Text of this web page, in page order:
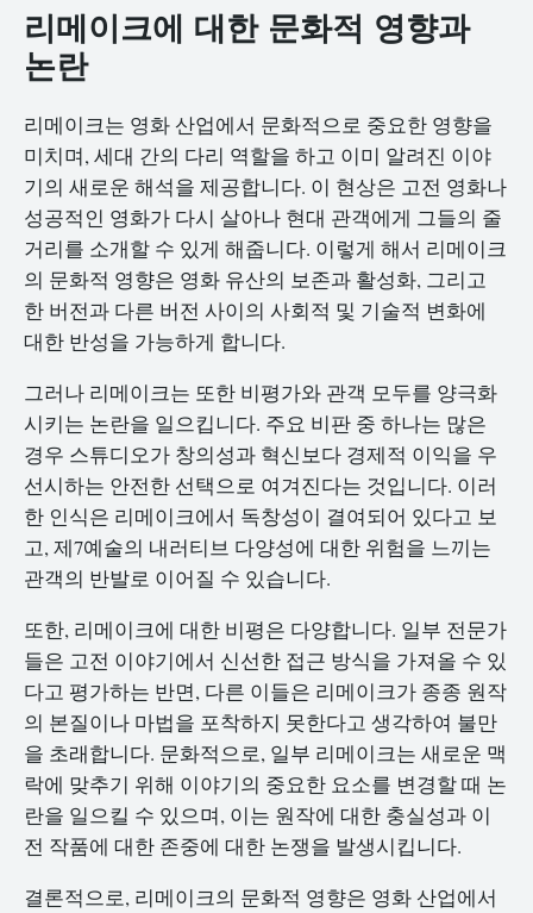
리메이크에 대한 문화적 영향과
논란
리메이크는 영화 산업에서 문화적으로 중요한 영향을
미치며, 세대 간의 다리 역할을 하고 이미 알려진 이야
기의 새로운 해석을 제공합니다. 이 현상은 고전 영화나
성공적인 영화가 다시 살아나 현대 관객에게 그들의 줄
거리를 소개할 수 있게 해줍니다. 이렇게 해서 리메이크
의 문화적 영향은 영화 유산의 보존과 활성화, 그리고
한 버전과 다른 버전 사이의 사회적 및 기술적 변화에
대한 반성을 가능하게 합니다.
그러나 리메이크는 또한 비평가와 관객 모두를 양극화
시키는 논란을 일으킵니다. 주요 비판 중 하나는 많은
경우 스튜디오가 창의성과 혁신보다 경제적 이익을 우
선시하는 안전한 선택으로 여겨진다는 것입니다. 이러
한 인식은 리메이크에서 독창성이 결여되어 있다고 보
고, 제7예술의 내러티브 다양성에 대한 위험을 느끼는
관객의 반발로 이어질 수 있습니다.
또한, 리메이크에 대한 비평은 다양합니다. 일부 전문가
들은 고전 이야기에서 신선한 접근 방식을 가져올 수 있
다고 평가하는 반면, 다른 이들은 리메이크가 종종 원작
의 본질이나 마법을 포착하지 못한다고 생각하여 불만
을 초래합니다. 문화적으로, 일부 리메이크는 새로운 맥
락에 맞추기 위해 이야기의 중요한 요소를 변경할 때 논
란을 일으킬 수 있으며, 이는 원작에 대한 충실성과 이
전 작품에 대한 존중에 대한 논쟁을 발생시킵니다.
결론적으로, 리메이크의 문화적 영향은 영화 산업에서